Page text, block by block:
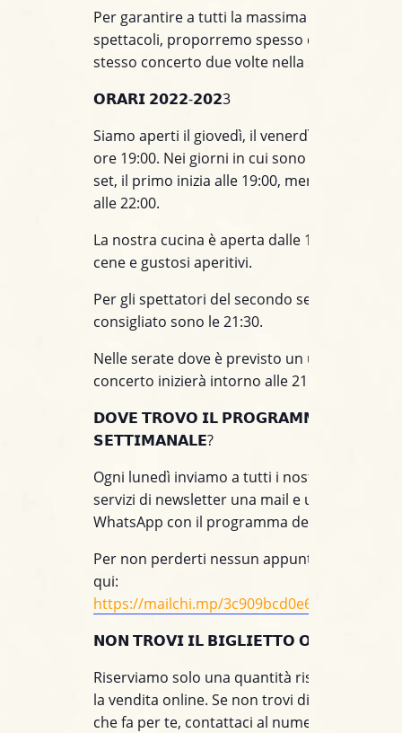
Per garantire a tutti la massima fruibilità degli
spettacoli, proporremo spesso due set, o
stesso concerto due volte nella stessa serata.
𝗢𝗥𝗔𝗥𝗜 𝟮𝟬𝟮𝟮-𝟮𝟬𝟮3
Siamo aperti il giovedì, il venerdì e il sabato ,
ore 19:00. Nei giorni in cui sono sono previsti
set, il primo inizia alle 19:00, mentre il
alle 22:00.
La nostra cucina è aperta dalle 19:00, per
cene e gustosi aperitivi.
Per gli spettatori del secondo set l’orario
consigliato sono le 21:30.
Nelle serate dove è previsto un unico set, il
concerto inizierà intorno alle 21:45.
𝗗𝗢𝗩𝗘 𝗧𝗥𝗢𝗩𝗢 𝗜𝗟 𝗣𝗥𝗢𝗚𝗥𝗔𝗠𝗠𝗔
𝗦𝗘𝗧𝗧𝗜𝗠𝗔𝗡𝗔𝗟𝗘?
Ogni lunedì inviamo a tutti i nostri clienti
servizi di newsletter una mail e un messaggio
WhatsApp con il programma della settimana.
Per non perderti nessun appuntamento,
qui:
https://mailchi.mp/3c909bcd0e60/
𝗡𝗢𝗡 𝗧𝗥𝗢𝗩𝗜 𝗜𝗟 𝗕𝗜𝗚𝗟𝗜𝗘𝗧𝗧𝗢 𝗢𝗡𝗟𝗜𝗡𝗘?
Riserviamo solo una quantità ristretta di
la vendita online. Se non trovi disponibile il
che fa per te, contattaci al numero +39 391